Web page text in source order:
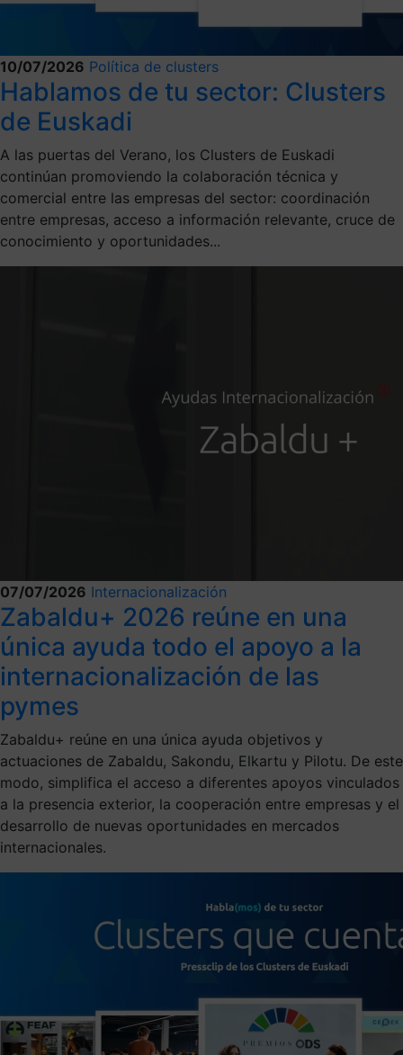
10/07/2026 Política de clusters
Hablamos de tu sector: Clusters
de Euskadi
A las puertas del Verano, los Clusters de Euskadi
continúan promoviendo la colaboración técnica y
comercial entre las empresas del sector: coordinación
entre empresas, acceso a información relevante, cruce de
conocimiento y oportunidades...
07/07/2026 Internacionalización
Zabaldu+ 2026 reúne en una
única ayuda todo el apoyo a la
internacionalización de las
pymes
Zabaldu+ reúne en una única ayuda objetivos y
actuaciones de Zabaldu, Sakondu, Elkartu y Pilotu. De este
modo, simplifica el acceso a diferentes apoyos vinculados
a la presencia exterior, la cooperación entre empresas y el
desarrollo de nuevas oportunidades en mercados
internacionales.